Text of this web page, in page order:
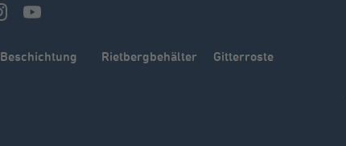
Beschichtung Rietbergbehälter Gitterroste